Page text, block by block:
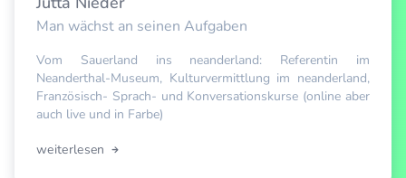
Man wächst an seinen Aufgaben
Vom Sauerland ins neanderland: Referentin im
Neanderthal-Museum, Kulturvermittlung im neanderland,
Französisch- Sprach- und Konversationskurse (online aber
auch live und in Farbe)
weiterlesen